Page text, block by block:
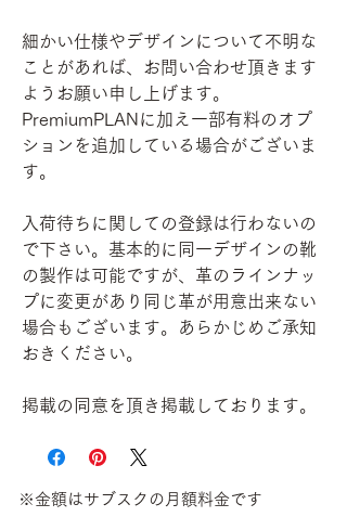
細かい仕様やデザインについて不明な
ことがあれば、お問い合わせ頂きます
ようお願い申し上げます。
PremiumPLANに加え一部有料のオプ
ションを追加している場合がございま
す。
入荷待ちに関しての登録は行わないの
で下さい。基本的に同一デザインの靴
の製作は可能ですが、革のラインナッ
プに変更があり同じ革が用意出来ない
場合もございます。あらかじめご承知
おきください。
掲載の同意を頂き掲載しております。
※金額はサブスクの月額料金です